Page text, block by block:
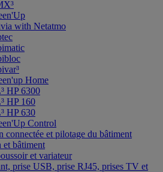
with Netatmo
Home
HP 6300
HP 160
HP 630
Control
connectée et pilotage du bâtiment
et bâtiment
et variateur
prise USB, prise RJ45, prises TV et